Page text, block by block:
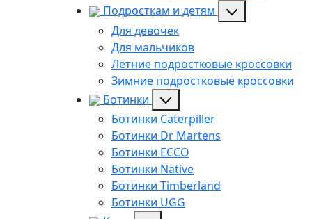
Подросткам и детям
Для девочек
Для мальчиков
Летние подростковые кроссовки
Зимние подростковые кроссовки
Ботинки
Ботинки Caterpiller
Ботинки Dr Martens
Ботинки ECCO
Ботинки Native
Ботинки Timberland
Ботинки UGG